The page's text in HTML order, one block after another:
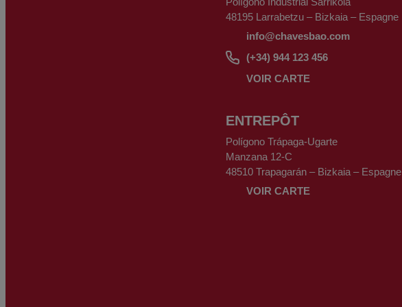
48195 Larrabetzu – Bizkaia – Espagne
info@chavesbao.com
(+34) 944 123 456
VOIR CARTE
ENTREPÔT
Polígono Trápaga-Ugarte
Manzana 12-C
48510 Trapagarán – Bizkaia – Espagne
VOIR CARTE